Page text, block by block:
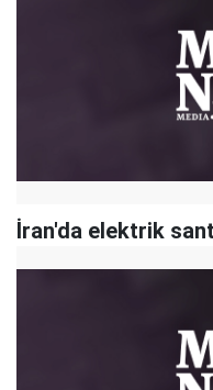
İran'da elektrik